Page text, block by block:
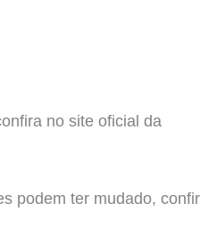
no site oficial da
podem ter mudado,